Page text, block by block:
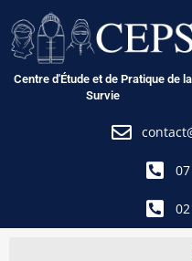
au
contenu
Centre d'Étude et de Pratique de la
Survie